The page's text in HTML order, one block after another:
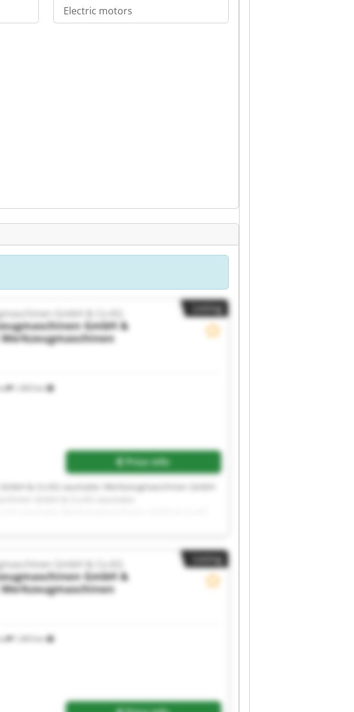
Electric motors
Listing
GmbH & Co.KG
GmbH &
Price info
& Co.KG vaumatec Werkzeugmaschinen GmbH
& Co.KG vaumatec Werkzeugmaschinen GmbH
vaumatec Werkzeugmaschinen GmbH & Co.KG
& Co.KG vaumatec Werkzeugmaschinen GmbHListing
1,403 km
GmbH & Co.KG
GmbH &